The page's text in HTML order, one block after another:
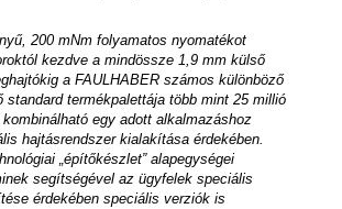
200 mNm folyamatos nyomatékot
kezdve a mindössze 1,9 mm külső
a FAULHABER számos különböző
standard termékpalettája több mint 25 millió
egy adott alkalmazáshoz
hajtásrendszer kialakítása érdekében.
„építőkészlet” alapegységei
segítségével az ügyfelek speciális
érdekében speciális verziók is